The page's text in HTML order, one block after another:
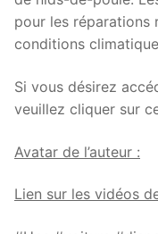
pour les réparations
conditions
Si vous désirez
veuillez cliquer sur
Avatar de l’auteur :
Lien sur les vidéos